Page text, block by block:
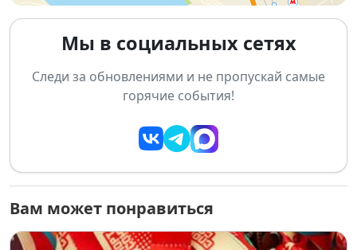
с 10:00 — детские старты и дуатлон
с 10:00 — беговой и велосипедный этапы
Основная информация:
Даты:
Места:«Красное знамя» и бассейн «Нептун»,
Новосибирск
https://sportsauce.ru/starts/vesennij-
festival-kross-triatlona
Мы в социальных сетях
Следи за обновлениями и не пропускай самые
горячие события!
Вам может понравиться